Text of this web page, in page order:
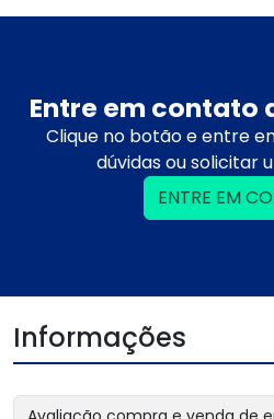
Entre em contato
Clique no botão e entre
dúvidas ou solicitar
ENTRE EM
Informações